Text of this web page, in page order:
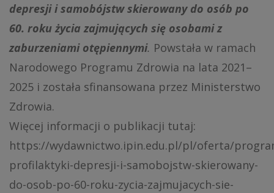
depresji i samobójstw skierowany do osób po
60. roku życia zajmujących się osobami z
zaburzeniami otępiennymi. Powstała w ramach
Narodowego Programu Zdrowia na lata 2021–
2025 i została sfinansowana przez Ministerstwo
Zdrowia.
Więcej informacji o publikacji tutaj:
https://wydawnictwo.ipin.edu.pl/pl/oferta/
profilaktyki-depresji-i-samobojstw-skierowany-
do-osob-po-60-roku-zycia-zajmujacych-sie-